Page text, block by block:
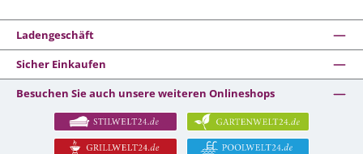
Ladengeschäft
Sicher Einkaufen
Besuchen Sie auch unsere weiteren Onlineshops